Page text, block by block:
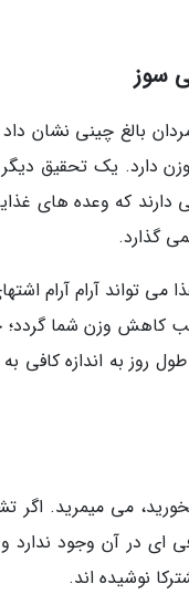
سوز
گسترده بر روی 5000 نفر از
دارند که وعده های
گذارد.
تواند آرام آرام
کاهش وزن شما گردد؛
روز به اندازه کافی
می میمرید. اگر
ای در آن وجود
نوشیده اند.